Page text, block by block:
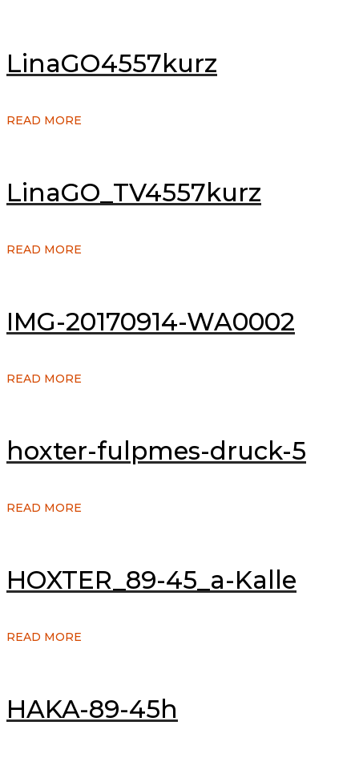
LinaGO4557kurz
READ MORE
LinaGO_TV4557kurz
READ MORE
IMG-20170914-WA0002
READ MORE
hoxter-fulpmes-druck-5
READ MORE
HOXTER_89-45_a-Kalle
READ MORE
HAKA-89-45h